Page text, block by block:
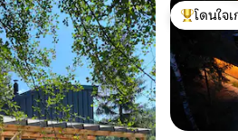
โดนใจเก
โดนใจ